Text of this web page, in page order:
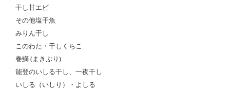
干し甘エビ
その他塩干魚
みりん干し
このわた・干しくちこ
巻鰤 (まきぶり)
能登のいしる干し、一夜干し
いしる（いしり）・よしる